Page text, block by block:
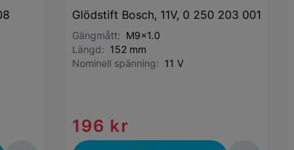
Glödstift Bosch, 11V, 0 250 203 001
Gängmått: M9x1.0
Längd: 152 mm
Nominell spänning: 11 V
196 kr